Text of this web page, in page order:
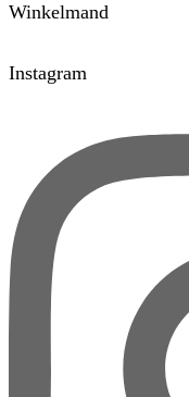
Winkelmand
Instagram